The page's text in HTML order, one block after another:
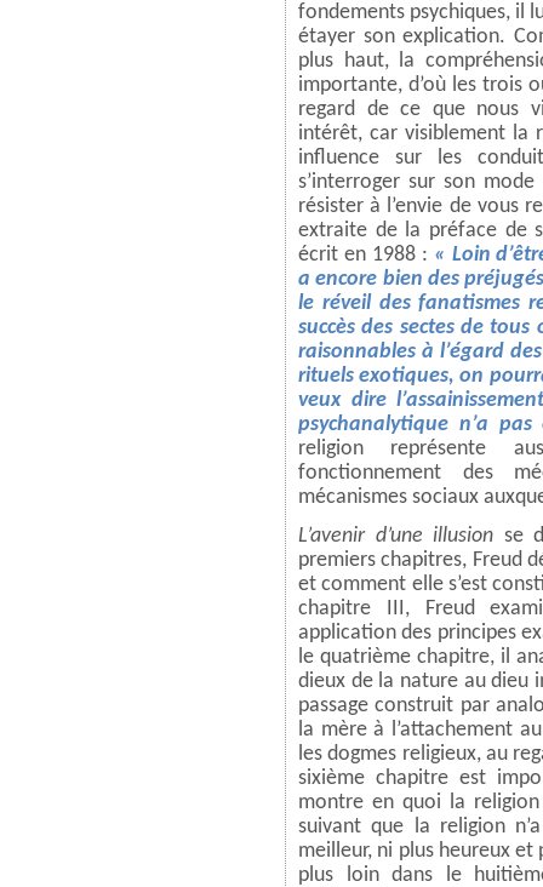
fondements psychiques, il
étayer son explication.
plus haut, la
importante, d’où les trois
regard de ce que nous
intérêt, car visiblement la
influence sur les
s’interroger sur son
résister à l’envie de vous
extraite de la préface de
écrit en 1988 : « Loin
a encore bien des
le réveil des fanatismes
succès des sectes de
raisonnables à l’égard
rituels exotiques, on
veux dire
psychanalytique n’a pas
religion représente
fonctionnement des
mécanismes sociaux
L’avenir d’une illusion se
premiers chapitres, Freud
et comment elle s’est
chapitre III, Freud
application des principes
le quatrième chapitre, il
dieux de la nature au dieu
passage construit par
la mère à l’attachement
les dogmes religieux, au
sixième chapitre est
montre en quoi la
suivant que la religion
meilleur, ni plus heureux
plus loin dans le